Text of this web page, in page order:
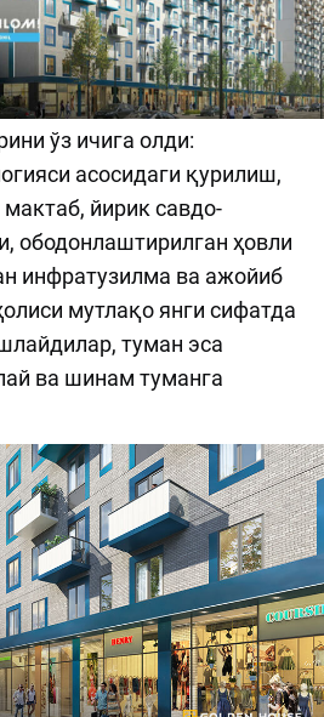
ўз ичига олди:
асосидаги қурилиш,
йирик савдо-
ободонлаштирилган ҳовли
инфратузилма ва ажойиб
мутлақо янги сифатда
туман эса
ва шинам туманга